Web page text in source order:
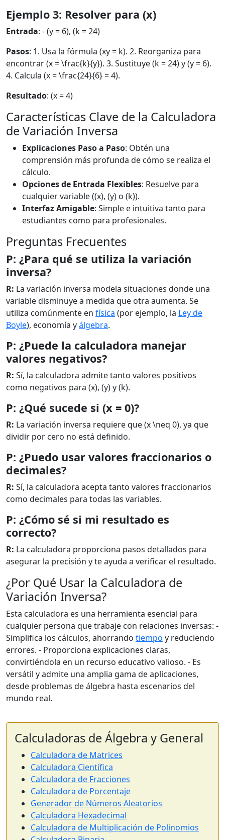
Ejemplo 3: Resolver para (x)
Entrada: - (y = 6), (k = 24)
Pasos: 1. Usa la fórmula (xy = k). 2. Reorganiza para
encontrar (x = \frac{k}{y}). 3. Sustituye (k = 24) y (y = 6).
4. Calcula (x = \frac{24}{6} = 4).
Resultado: (x = 4)
Características Clave de la Calculadora
de Variación Inversa
Explicaciones Paso a Paso: Obtén una
comprensión más profunda de cómo se realiza el
cálculo.
Opciones de Entrada Flexibles: Resuelve para
cualquier variable ((x), (y) o (k)).
Interfaz Amigable: Simple e intuitiva tanto para
estudiantes como para profesionales.
Preguntas Frecuentes
P: ¿Para qué se utiliza la variación
inversa?
R: La variación inversa modela situaciones donde una
variable disminuye a medida que otra aumenta. Se
utiliza comúnmente en física (por ejemplo, la Ley de
Boyle), economía yálgebra.
P: ¿Puede la calculadora manejar
valores negativos?
R: Sí, la calculadora admite tanto valores positivos
como negativos para (x), (y) y (k).
P: ¿Qué sucede si (x = 0)?
R: La variación inversa requiere que (x \neq 0), ya que
dividir por cero no está definido.
P: ¿Puedo usar valores fraccionarios o
decimales?
R: Sí, la calculadora acepta tanto valores fraccionarios
como decimales para todas las variables.
P: ¿Cómo sé si mi resultado es
correcto?
R: La calculadora proporciona pasos detallados para
asegurar la precisión y te ayuda a verificar el resultado.
¿Por Qué Usar la Calculadora de
Variación Inversa?
Esta calculadora es una herramienta esencial para
cualquier persona que trabaje con relaciones inversas: -
Simplifica los cálculos, ahorrando tiempo y reduciendo
errores. - Proporciona explicaciones claras,
convirtiéndola en un recurso educativo valioso. - Es
versátil y admite una amplia gama de aplicaciones,
desde problemas de álgebra hasta escenarios del
mundo real.
Calculadoras de Álgebra y General
Calculadora de Matrices
Calculadora Científica
Calculadora de Fracciones
Calculadora de Porcentaje
Generador de Números Aleatorios
Calculadora Hexadecimal
Calculadora de Multiplicación de Polinomios